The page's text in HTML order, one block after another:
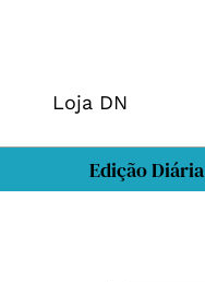
Loja DN
Edição Diária